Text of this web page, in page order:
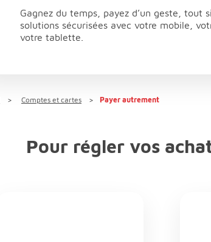
Gagnez du temps, payez d’un geste, tout
solutions sécurisées avec votre mobile,
votre tablette.
Comptes et cartes Payer autrement
Pour régler vos